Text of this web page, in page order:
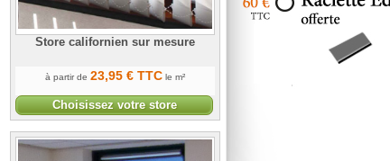
Store californien sur mesure
à partir de 23,95 € TTC le m²
Choisissez votre store